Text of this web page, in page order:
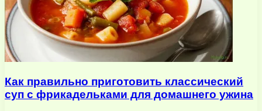
Как правильно приготовить классический
суп с фрикадельками для домашнего ужина